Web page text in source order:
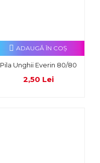
Pila Unghii Everin 80/80
2,50 Lei
ADAUGĂ ÎN COŞ